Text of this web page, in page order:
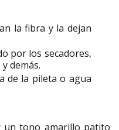
la fibra y la dejan
por los secadores,
demás.
de la pileta o agua
un tono amarillo patito